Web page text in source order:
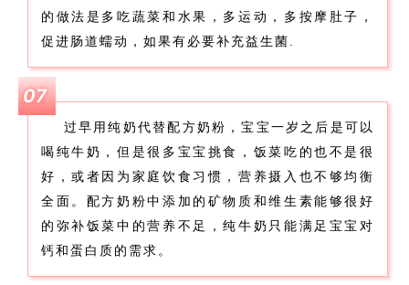
的做法是多吃蔬菜和水果，多运动，多按摩肚子，
促进肠道蠕动，如果有必要补充益生菌.
07
过早用纯奶代替配方奶粉，宝宝一岁之后是可以
喝纯牛奶，但是很多宝宝挑食，饭菜吃的也不是很
好，或者因为家庭饮食习惯，营养摄入也不够均衡
全面。配方奶粉中添加的矿物质和维生素能够很好
的弥补饭菜中的营养不足，纯牛奶只能满足宝宝对
钙和蛋白质的需求。